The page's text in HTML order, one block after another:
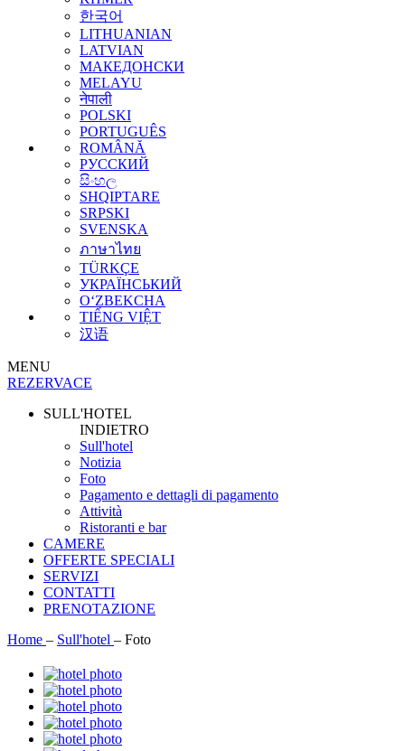
한국어
LITHUANIAN
LATVIAN
МАКЕДОНСКИ
MELAYU
नेपाली
POLSKI
PORTUGUÊS
ROMÂNĂ
РУССКИЙ
සිංහල
SHQIPTARE
SRPSKI
SVENSKA
ภาษาไทย
TÜRKÇE
УКРАЇНСЬКИЙ
O‘ZBEKCHA
TIẾNG VIỆT
汉语
MENU
REZERVACE
SULL'HOTEL
INDIETRO
Sull'hotel
Notizia
Foto
Pagamento e dettagli di pagamento
Attività
Ristoranti e bar
CAMERE
OFFERTE SPECIALI
SERVIZI
CONTATTI
PRENOTAZIONE
Home – Sull'hotel – Foto